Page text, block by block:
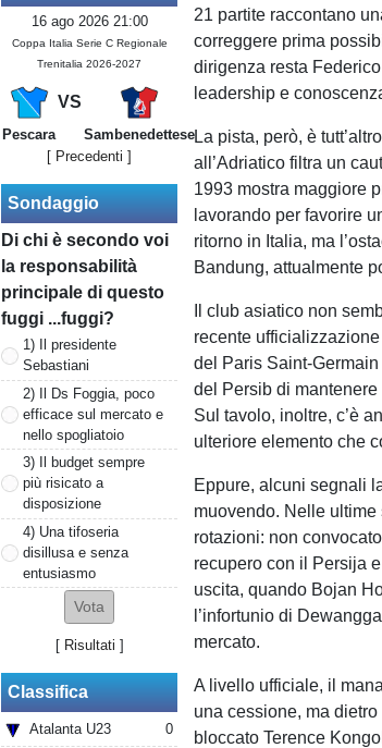
16 ago 2026 21:00
Coppa Italia Serie C Regionale
Trenitalia 2026-2027
VS
Pescara
Sambenedettese
[ Precedenti ]
Sondaggio
Di chi è secondo voi
la responsabilità
principale di questo
fuggi ...fuggi?
1) Il presidente
Sebastiani
2) Il Ds Foggia, poco
efficace sul mercato e
nello spogliatoio
3) Il budget sempre
più risicato a
disposizione
4) Una tifoseria
disillusa e senza
entusiasmo
[ Risultati ]
Classifica
Atalanta U23
0
21 partite raccontano
correggere prima
dirigenza resta
leadership e
La pista, però, è
all’Adriatico filtra un
1993 mostra maggiore
lavorando per favorire
ritorno in Italia, ma
Bandung, attualmente
Il club asiatico non
recente
del Paris Saint-
del Persib di
Sul tavolo, inoltre, c’è
ulteriore elemento che
Eppure, alcuni segnali
muovendo. Nelle
rotazioni: non
recupero con il Persija
uscita, quando Bojan
l’infortunio di
mercato.
A livello ufficiale, il
una cessione, ma
bloccato Terence